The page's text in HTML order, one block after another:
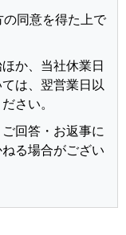
同意を得た上で
か、当社休業日
は、翌営業日以
さい。
回答・お返事に
る場合がござい